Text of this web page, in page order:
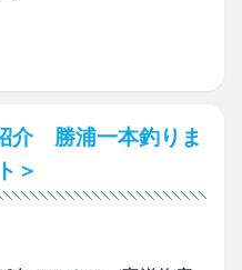
介 勝浦一本釣りま
＞